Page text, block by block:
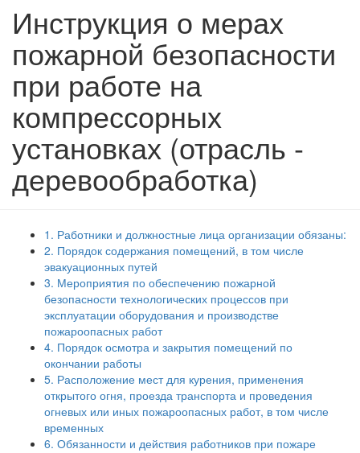
Инструкция о мерах
пожарной безопасности
при работе на
компрессорных
установках (отрасль -
деревообработка)
1. Работники и должностные лица организации обязаны:
2. Порядок содержания помещений, в том числе
эвакуационных путей
3. Мероприятия по обеспечению пожарной
безопасности технологических процессов при
эксплуатации оборудования и производстве
пожароопасных работ
4. Порядок осмотра и закрытия помещений по
окончании работы
5. Расположение мест для курения, применения
открытого огня, проезда транспорта и проведения
огневых или иных пожароопасных работ, в том числе
временных
6. Обязанности и действия работников при пожаре